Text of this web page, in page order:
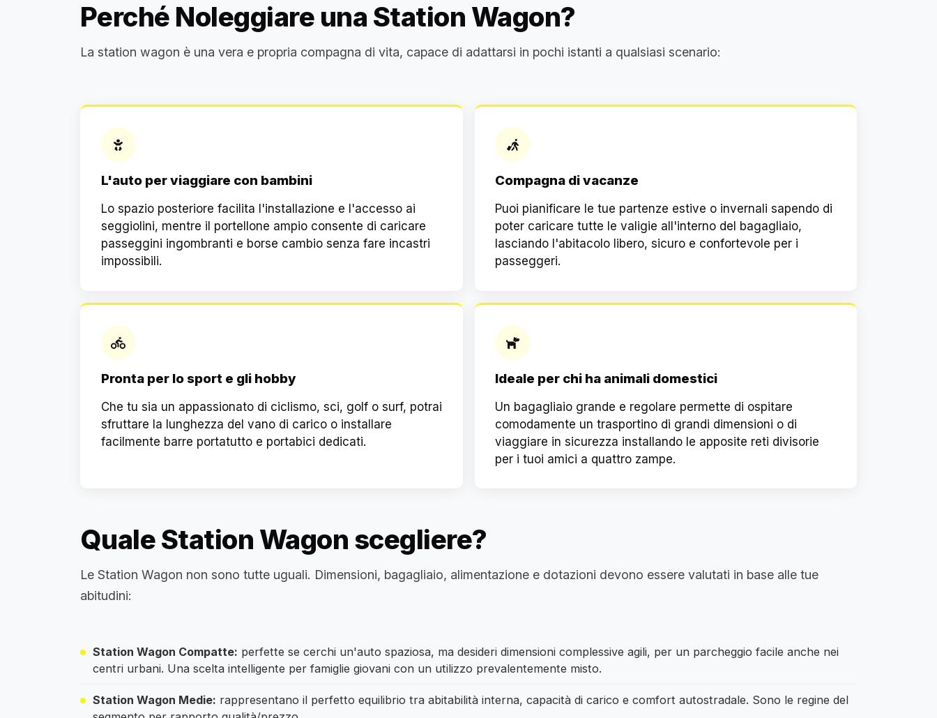
Perché Noleggiare una Station Wagon?
La station wagon è una vera e propria compagna di vita, capace di adattarsi in pochi istanti a qualsiasi scenario:
L'auto per viaggiare con bambini
Lo spazio posteriore facilita l'installazione e l'accesso ai
seggiolini, mentre il portellone ampio consente di caricare
passeggini ingombranti e borse cambio senza fare incastri
impossibili.
Compagna di vacanze
Puoi pianificare le tue partenze estive o invernali sapendo di
poter caricare tutte le valigie all'interno del bagagliaio,
lasciando l'abitacolo libero, sicuro e confortevole per i
passeggeri.
Pronta per lo sport e gli hobby
Che tu sia un appassionato di ciclismo, sci, golf o surf, potrai
sfruttare la lunghezza del vano di carico o installare
facilmente barre portatutto e portabici dedicati.
Ideale per chi ha animali domestici
Un bagagliaio grande e regolare permette di ospitare
comodamente un trasportino di grandi dimensioni o di
viaggiare in sicurezza installando le apposite reti divisorie
per i tuoi amici a quattro zampe.
Quale Station Wagon scegliere?
Le Station Wagon non sono tutte uguali. Dimensioni, bagagliaio, alimentazione e dotazioni devono essere valutati in base alle tue
abitudini:
Station Wagon Compatte: perfette se cerchi un'auto spaziosa, ma desideri dimensioni complessive agili, per un parcheggio facile anche nei
centri urbani. Una scelta intelligente per famiglie giovani con un utilizzo prevalentemente misto.
Station Wagon Medie: rappresentano il perfetto equilibrio tra abitabilità interna, capacità di carico e comfort autostradale. Sono le regine del